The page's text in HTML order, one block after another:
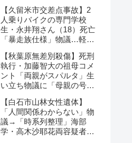
【久留米市交差点事故】2
人乗りバイクの専門学校
生・永井翔さん（18）死亡
「暴走族仕様」物議…軽自
【秋葉原無差別殺傷】死刑
執行・加藤智大の祖母コメ
ント「両親がスパルタ」生
い立ち物議に「母親の号泣
【白石市山林女性遺体】
「人間関係わからない」物
議→「時系列整理」海部
学・高木沙耶花両容疑者、